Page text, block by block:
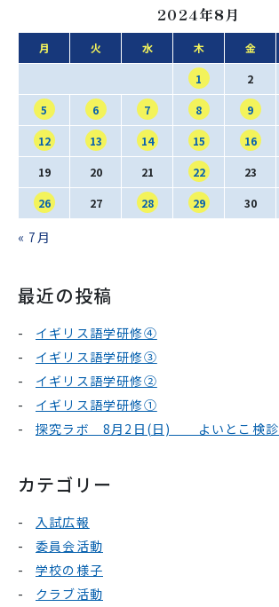
2024年8月
月 火 水 木 金
1 2
5 6 7 8 9
12 13 14 15 16
19 20 21 22 23
26 27 28 29 30
« 7月
最近の投稿
イギリス語学研修④
イギリス語学研修③
イギリス語学研修②
イギリス語学研修①
探究ラボ 8月2日(日) よいとこ検診
カテゴリー
入試広報
委員会活動
学校の様子
クラブ活動